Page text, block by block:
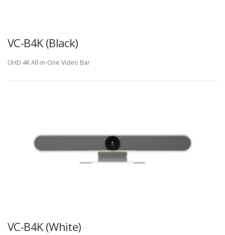
VC-B4K (Black)
UHD 4K All-in-One Video Bar
VC-B4K (White)